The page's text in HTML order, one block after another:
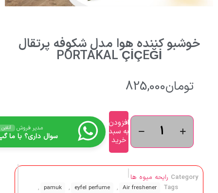
خوشبو کننده هوا مدل شکوفه پرتقال
PORTAKAL ÇİÇEĞİ
تومان825,000
افزودن
به سبد
خرید
مدیر فروش آنلاین
سوال داری؟ با ما
Category رایحه میوه ها
Tags
Air freshener
,
eyfel perfume
,
pamuk
,